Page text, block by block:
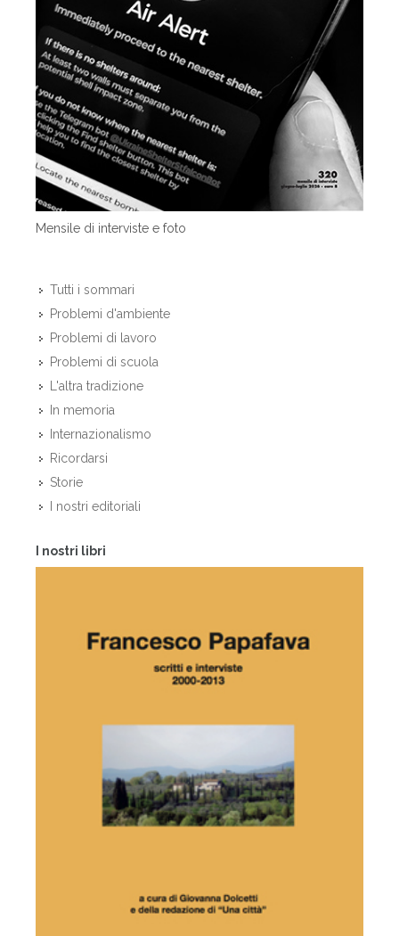
Mensile di interviste e foto
Tutti i sommari
Problemi d'ambiente
Problemi di lavoro
Problemi di scuola
L'altra tradizione
In memoria
Internazionalismo
Ricordarsi
Storie
I nostri editoriali
I nostri libri